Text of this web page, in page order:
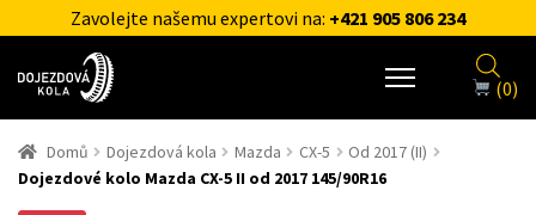
Zavolejte našemu expertovi na: +421 905 806 234
(0)
Domů Dojezdová kola Mazda CX-5
Od 2017 (II)
Dojezdové kolo Mazda CX-5 II od 2017 145/90R16